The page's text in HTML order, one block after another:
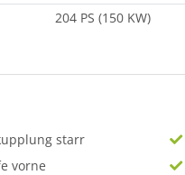
204 PS (150 KW)
starr
vorne